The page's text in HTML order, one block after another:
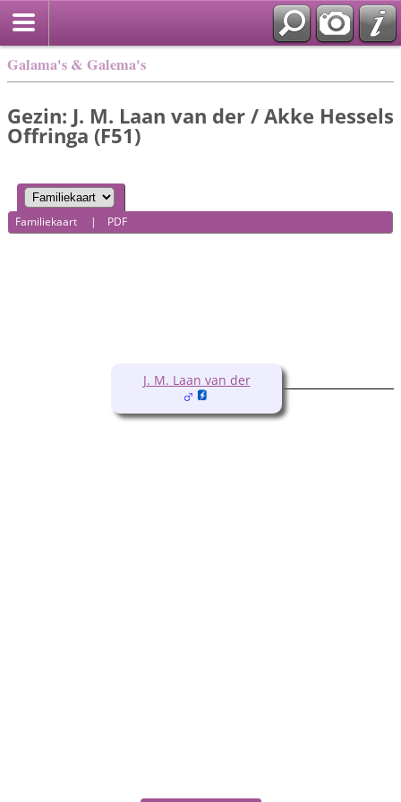
Galama's & Galema's
Gezin: J. M. Laan van der / Akke Hessels
Offringa (F51)
Familiekaart | PDF
J. M. Laan van der